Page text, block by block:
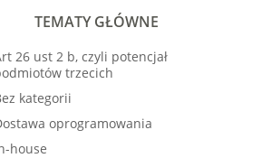
TEMATY GŁÓWNE
26 ust 2 b, czyli potencjał
trzecich
kategorii
oprogramowania
house